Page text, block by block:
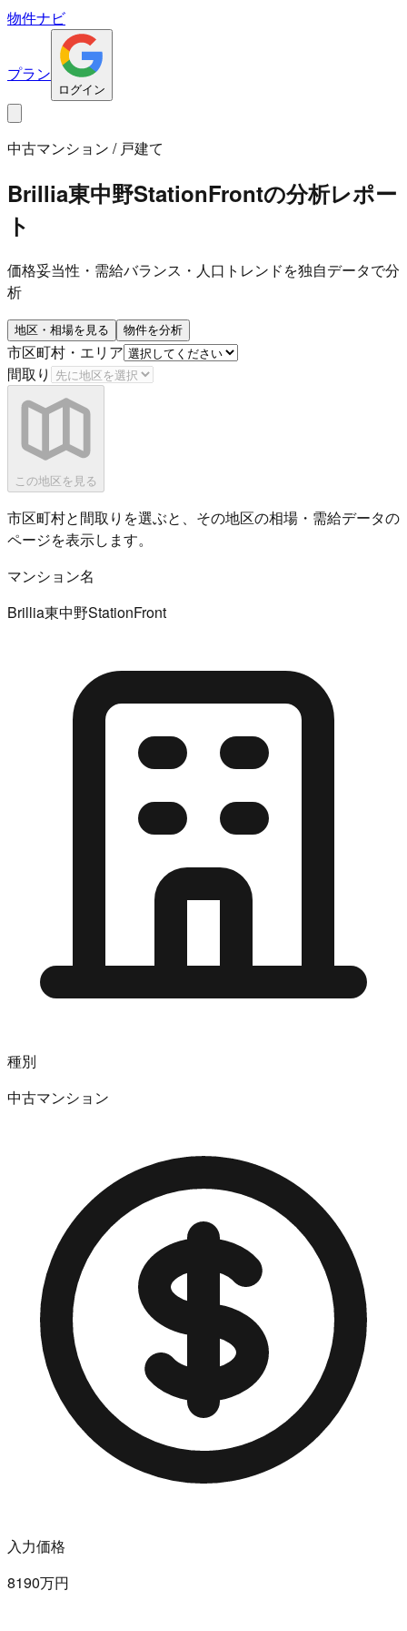
物件ナビ
プラン
ログイン
中古マンション / 戸建て
Brillia東中野StationFrontの分析レポー
ト
価格妥当性・需給バランス・人口トレンドを独自データで分
析
地区・相場を見る 物件を分析
市区町村・エリア
間取り
この地区を見る
市区町村と間取りを選ぶと、その地区の相場・需給データの
ページを表示します。
マンション名
Brillia東中野StationFront
種別
中古マンション
入力価格
8190万円